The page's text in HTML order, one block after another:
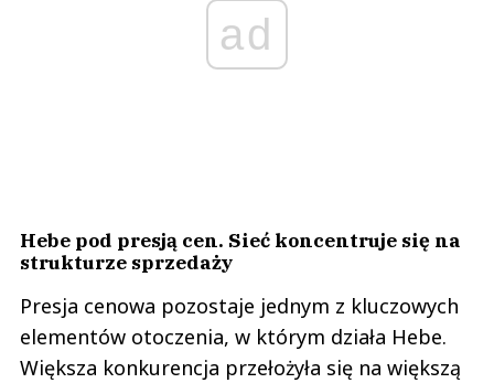
ad
Hebe pod presją cen. Sieć koncentruje się na
strukturze sprzedaży
Presja cenowa pozostaje jednym z kluczowych
elementów otoczenia, w którym działa Hebe.
Większa konkurencja przełożyła się na większą